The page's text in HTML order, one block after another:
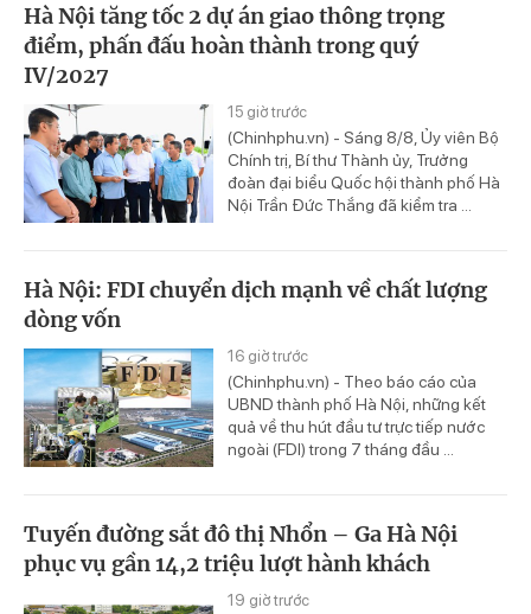
Hà Nội tăng tốc 2 dự án giao thông trọng
điểm, phấn đấu hoàn thành trong quý
IV/2027
15 giờ trước
(Chinhphu.vn) - Sáng 8/8, Ủy viên Bộ
Chính trị, Bí thư Thành ủy, Trưởng
đoàn đại biểu Quốc hội thành phố Hà
Nội Trần Đức Thắng đã kiểm tra ...
Hà Nội: FDI chuyển dịch mạnh về chất lượng
dòng vốn
16 giờ trước
(Chinhphu.vn) - Theo báo cáo của
UBND thành phố Hà Nội, những kết
quả về thu hút đầu tư trực tiếp nước
ngoài (FDI) trong 7 tháng đầu ...
Tuyến đường sắt đô thị Nhổn – Ga Hà Nội
phục vụ gần 14,2 triệu lượt hành khách
19 giờ trước